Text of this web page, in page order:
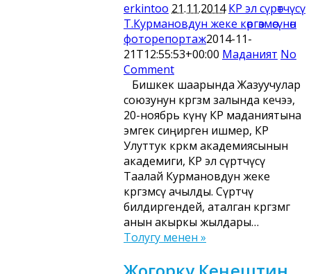
erkintoo 21.11.2014 КР эл сүрөтчүсү
Т.Курмановдун жеке көргөзмөсүнөн
фоторепортаж2014-11-
21T12:55:53+00:00 Маданият No
Comment
Бишкек шаарында Жазуучулар
союзунун көргөзмө залында кечээ,
20-ноябрь күнү КР маданиятына
эмгек сиңирген ишмер, КР
Улуттук көркөм академиясынын
академиги, КР эл сүрөтчүсү
Таалай Курмановдун жеке
көргөзмөсү ачылды. Сүрөтчү
билдиргендей, аталган көргөзмөгө
анын акыркы жылдары…
Толугу менен »